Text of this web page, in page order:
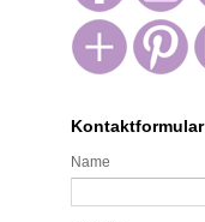
Kontaktformular
Name